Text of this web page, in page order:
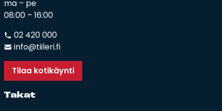
ma – pe
08:00 – 16:00
02 420 000
info@tiileri.fi
Tilaa kotikäynti
Ta­kat